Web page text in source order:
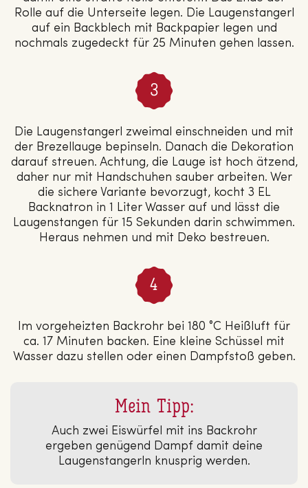
Rolle auf die Unterseite legen. Die Laugenstangerl
auf ein Backblech mit Backpapier legen und
nochmals zugedeckt für 25 Minuten gehen lassen.
Die Laugenstangerl zweimal einschneiden und mit
der Brezellauge bepinseln. Danach die Dekoration
darauf streuen. Achtung, die Lauge ist hoch ätzend,
daher nur mit Handschuhen sauber arbeiten. Wer
die sichere Variante bevorzugt, kocht 3 EL
Backnatron in 1 Liter Wasser auf und lässt die
Laugenstangen für 15 Sekunden darin schwimmen.
Heraus nehmen und mit Deko bestreuen.
Im vorgeheizten Backrohr bei 180 °C Heißluft für
ca. 17 Minuten backen. Eine kleine Schüssel mit
Wasser dazu stellen oder einen Dampfstoß geben.
Mein Tipp:
Auch zwei Eiswürfel mit ins Backrohr
ergeben genügend Dampf damit deine
Laugenstangerln knusprig werden.